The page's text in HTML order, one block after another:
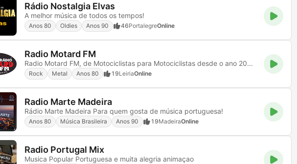
Rádio Nostalgia Elvas
A melhor música de todos os tempos!
Anos 80 Oldies Anos 90 46PortalegreOnline
Radio Motard FM
Radio Motard FM, de Motociclistas para Motociclistas desde o ano 2000!
Rock Metal Anos 80 19LeiriaOnline
Radio Marte Madeira
Rádio Marte Madeira Para quem gosta de música portuguesa!
Anos 80 Música Brasileira Anos 90 19MadeiraOnline
Radio Portugal Mix
Musica Popular Portuguesa e muita alegria animaçao